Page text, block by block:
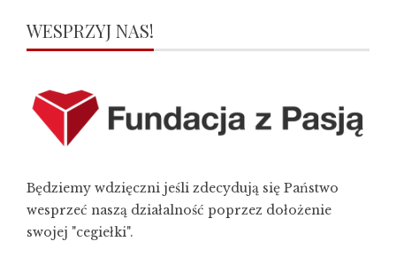
WESPRZYJ NAS!
Będziemy wdzięczni jeśli zdecydują się Państwo
wesprzeć naszą działalność poprzez dołożenie
swojej "cegiełki".